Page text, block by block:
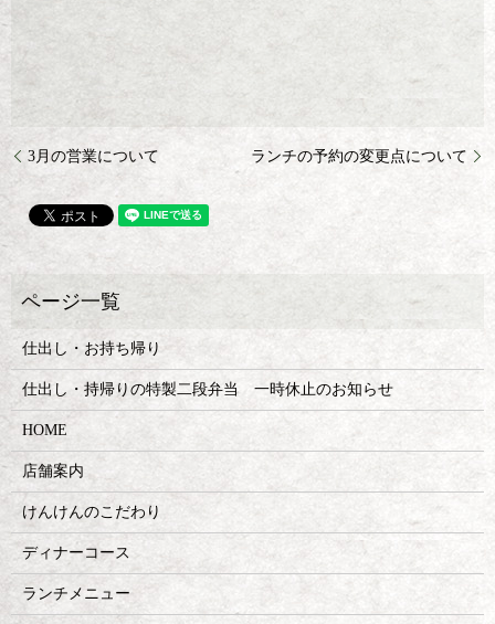
3月の営業について ランチの予約の変更点について
仕出し・お持ち帰り
仕出し・持帰りの特製二段弁当 一時休止のお知らせ
HOME
店舗案内
けんけんのこだわり
ディナーコース
ランチメニュー